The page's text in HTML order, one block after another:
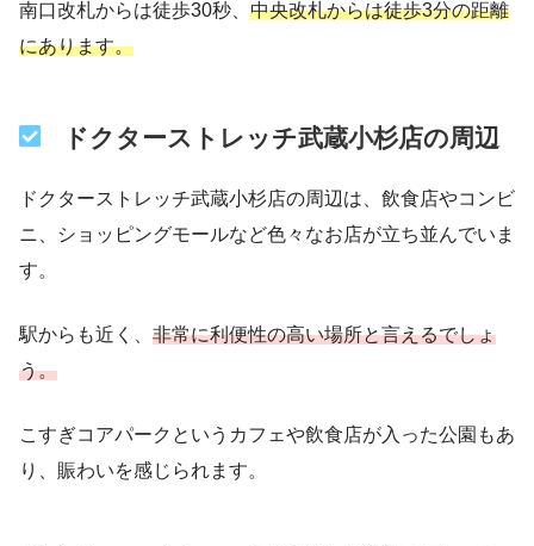
南口改札からは徒歩30秒、 中央改札からは徒歩3分の距離
にあります。
ドクターストレッチ武蔵小杉店の周辺
ドクターストレッチ武蔵小杉店の周辺は、飲食店やコンビ
ニ、ショッピングモールなど色々なお店が立ち並んでいま
す。
駅からも近く、 非常に利便性の高い場所と言えるでしょ
う。
こすぎコアパークというカフェや飲食店が入った公園もあ
り、賑わいを感じられます。